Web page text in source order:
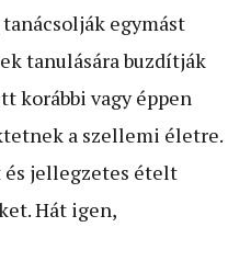
egymást
tanulására buzdítják
korábbi vagy éppen
a szellemi életre.
és jellegzetes ételt
Hát igen,